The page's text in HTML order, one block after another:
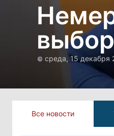
среда, 15 декабря
Все новости